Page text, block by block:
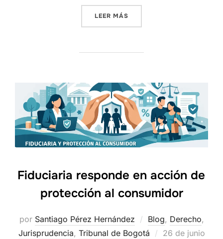
LEER MÁS
Fiduciaria responde en acción de
protección al consumidor
por Santiago Pérez Hernández Blog, Derecho,
Jurisprudencia, Tribunal de Bogotá
Publicado
26 de junio